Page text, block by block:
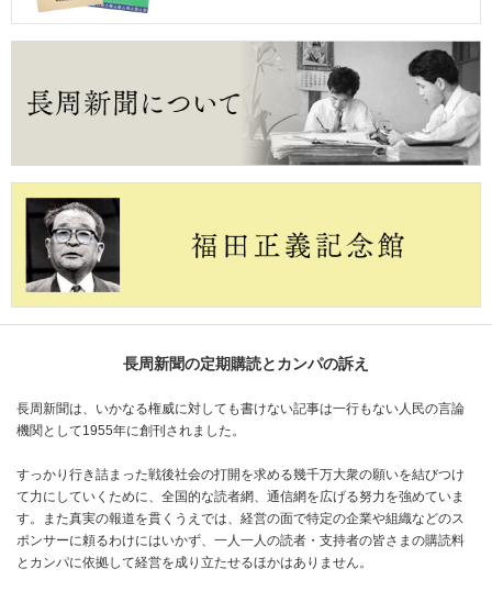
長周新聞の定期購読とカンパの訴え
長周新聞は、いかなる権威に対しても書けない記事は一行もない人民の言論
機関として1955年に創刊されました。
すっかり行き詰まった戦後社会の打開を求める幾千万大衆の願いを結びつけ
て力にしていくために、全国的な読者網、通信網を広げる努力を強めていま
す。また真実の報道を貫くうえでは、経営の面で特定の企業や組織などのス
ポンサーに頼るわけにはいかず、一人一人の読者・支持者の皆さまの購読料
とカンパに依拠して経営を成り立たせるほかはありません。